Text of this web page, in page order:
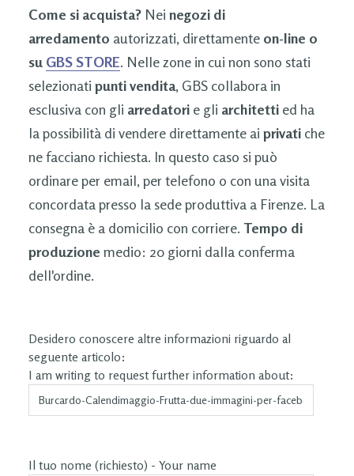
Come si acquista?Nei negozi di
arredamento autorizzati, direttamente on-line o
su GBS STORE. Nelle zone in cui non sono stati
selezionati punti vendita, GBS collabora in
esclusiva con gli arredatorie gli architettied ha
la possibilità di vendere direttamente ai privatiche
ne facciano richiesta. In questo caso si può
ordinare per email, per telefono o con una visita
concordata presso la sede produttiva a Firenze. La
consegna è a domicilio con corriere. Tempo di
produzione medio: 20 giorni dalla conferma
dell'ordine.
Desidero conoscere altre informazioni riguardo al
seguente articolo:
I am writing to request further information about:
Il tuo nome (richiesto) - Your name